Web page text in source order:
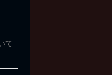
て